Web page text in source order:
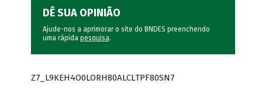
DÊ SUA OPINIÃO
Ajude-nos a aprimorar o site do BNDES preenchendo
uma rápida pesquisa.
Z7_L9KEH4O0LORH80ALCLTPF80SN7